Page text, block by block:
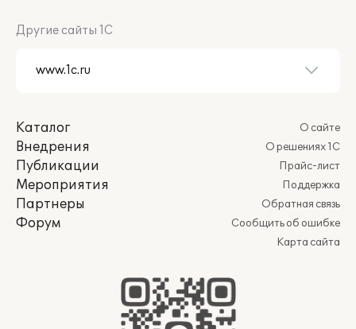
Другие сайты 1С
Каталог
Внедрения
Публикации
Мероприятия
Партнеры
Форум
О сайте
О решениях 1С
Прайс-лист
Поддержка
Обратная связь
Сообщить об ошибке
Карта сайта